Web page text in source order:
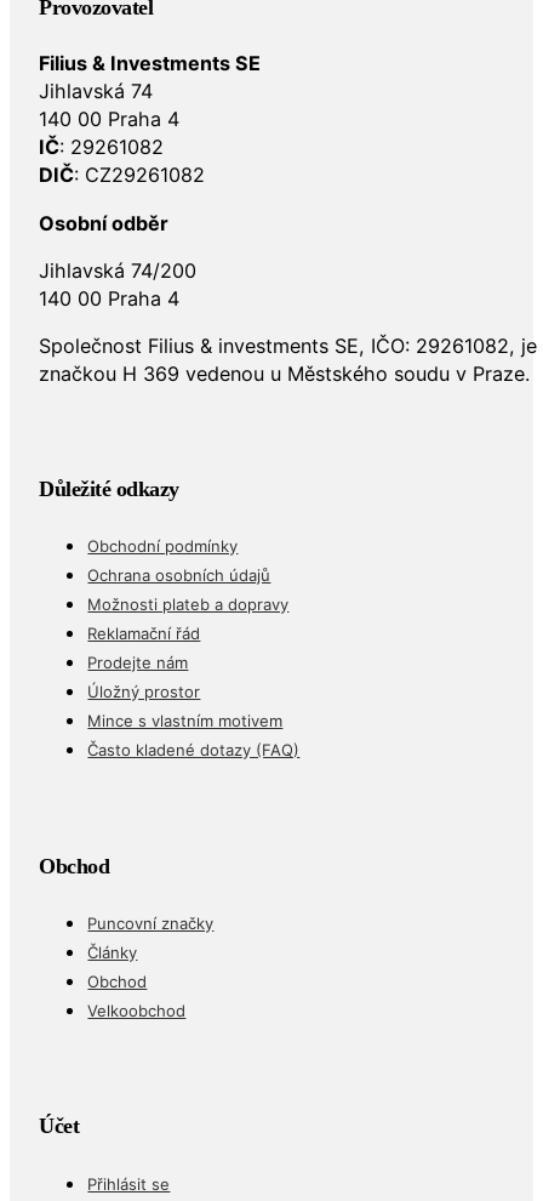
Provozovatel
Filius & Investments SE
Jihlavská 74
140 00 Praha 4
IČ: 29261082
DIČ: CZ29261082
Osobní odběr
Jihlavská 74/200
140 00 Praha 4
Společnost Filius & investments SE, IČO: 29261082,
značkou H 369 vedenou u Městského soudu v Praze.
Důležité odkazy
Obchodní podmínky
Ochrana osobních údajů
Možnosti plateb a dopravy
Reklamační řád
Prodejte nám
Úložný prostor
Mince s vlastním motivem
Často kladené dotazy (FAQ)
Obchod
Puncovní značky
Články
Obchod
Velkoobchod
Účet
Přihlásit se